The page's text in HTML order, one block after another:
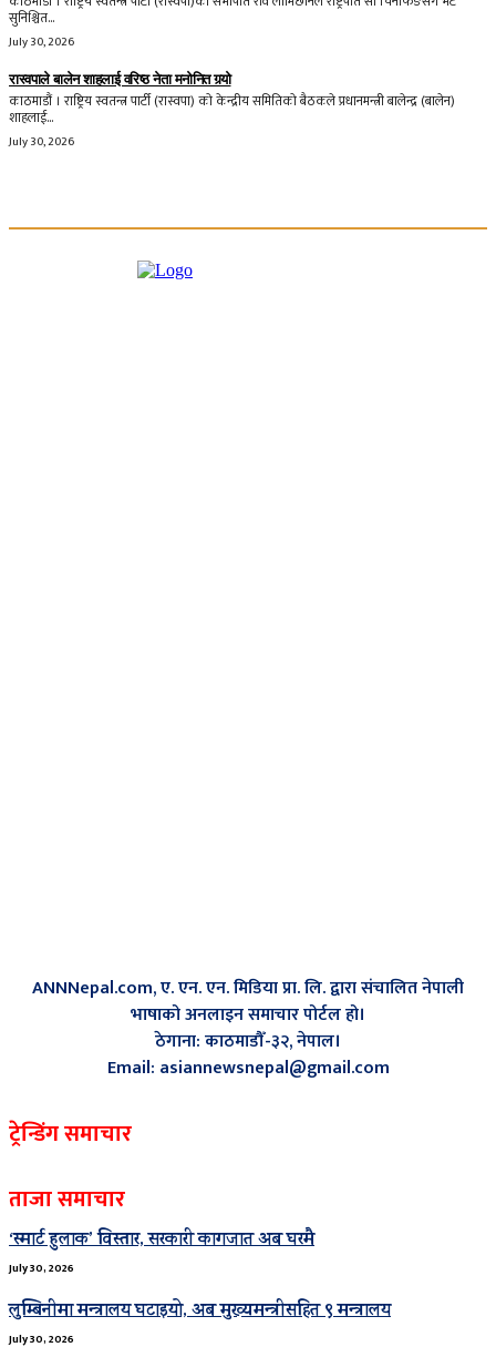
सुनिश्चित...
July 30, 2026
रास्वपाले बालेन शाहलाई वरिष्ठ नेता मनोनित गर्‍यो
काठमाडौं । राष्ट्रिय स्वतन्त्र पार्टी (रास्वपा) को केन्द्रीय समितिको बैठकले प्रधानमन्त्री बालेन्द्र (बालेन)
शाहलाई...
July 30, 2026
ANNNepal.com, ए. एन. एन. मिडिया प्रा. लि. द्वारा संचालित नेपाली
भाषाको अनलाइन समाचार पोर्टल हो।
ठेगाना: काठमाडौँ-३२, नेपाल।
Email: asiannewsnepal@gmail.com
ट्रेन्डिंग समाचार
ताजा समाचार
‘स्मार्ट हुलाक’ विस्तार, सरकारी कागजात अब घरमै
July 30, 2026
लुम्बिनीमा मन्त्रालय घटाइयो, अब मुख्यमन्त्रीसहित ९ मन्त्रालय
July 30, 2026